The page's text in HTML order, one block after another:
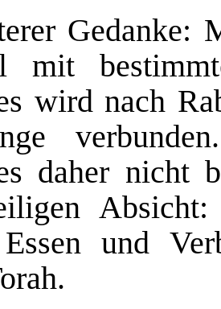
Gedanke:
mit
wird nach
daher nicht
und